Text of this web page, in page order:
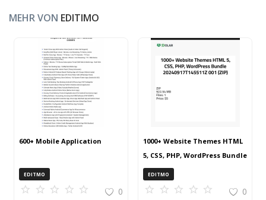
MEHR VON EDITIMO
600+ Mobile Application
EDITMO
0
1000+ Website Themes HTML
5, CSS, PHP, WordPress Bundle
20240917T145511Z 001 (ZIP)
EDITMO
0